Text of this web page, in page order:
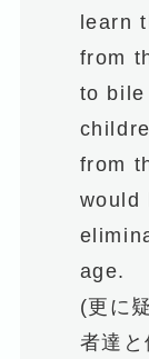
learn
from
to
from
would
age.
(更に
者達